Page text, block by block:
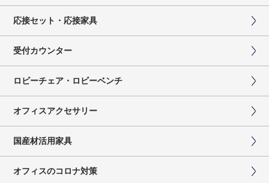
応接セット・応接家具
受付カウンター
ロビーチェア・ロビーベンチ
オフィスアクセサリー
国産材活用家具
オフィスのコロナ対策